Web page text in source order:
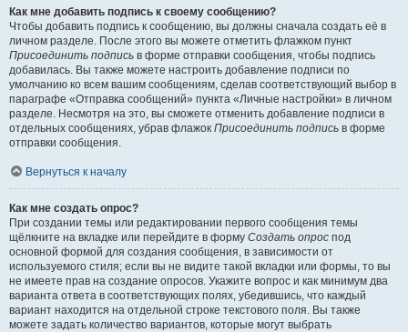
Как мне добавить подпись к своему сообщению?
Чтобы добавить подпись к сообщению, вы должны сначала создать её в
личном разделе. После этого вы можете отметить флажком пункт
Присоединить подпись в форме отправки сообщения, чтобы подпись
добавилась. Вы также можете настроить добавление подписи по
умолчанию ко всем вашим сообщениям, сделав соответствующий выбор в
параграфе «Отправка сообщений» пункта «Личные настройки» в личном
разделе. Несмотря на это, вы сможете отменить добавление подписи в
отдельных сообщениях, убрав флажок Присоединить подпись в форме
отправки сообщения.
Вернуться к началу
Как мне создать опрос?
При создании темы или редактировании первого сообщения темы
щёлкните на вкладке или перейдите в форму Создать опрос под
основной формой для создания сообщения, в зависимости от
используемого стиля; если вы не видите такой вкладки или формы, то вы
не имеете прав на создание опросов. Укажите вопрос и как минимум два
варианта ответа в соответствующих полях, убедившись, что каждый
вариант находится на отдельной строке текстового поля. Вы также
можете задать количество вариантов, которые могут выбрать